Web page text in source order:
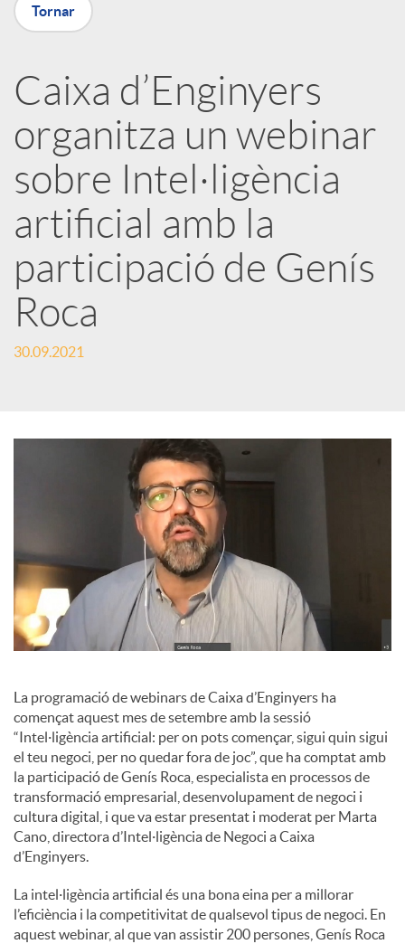
X
a
r
x
e
s
o
i
a
l
s
Tornar
Caixa d’Enginyers
organitza un webinar
sobre Intel·ligència
artificial amb la
participació de Genís
Roca
30.09.2021
La programació de webinars de Caixa d’Enginyers ha
començat aquest mes de setembre amb la sessió
“Intel·ligència artificial: per on pots començar, sigui quin sigui
el teu negoci, per no quedar fora de joc”, que ha comptat amb
la participació de Genís Roca, especialista en processos de
transformació empresarial, desenvolupament de negoci i
cultura digital, i que va estar presentat i moderat per Marta
Cano, directora d’Intel·ligència de Negoci a Caixa
d’Enginyers.
La intel·ligència artificial és una bona eina per a millorar
l’eficiència i la competitivitat de qualsevol tipus de negoci. En
aquest webinar, al que van assistir 200 persones, Genís Roca